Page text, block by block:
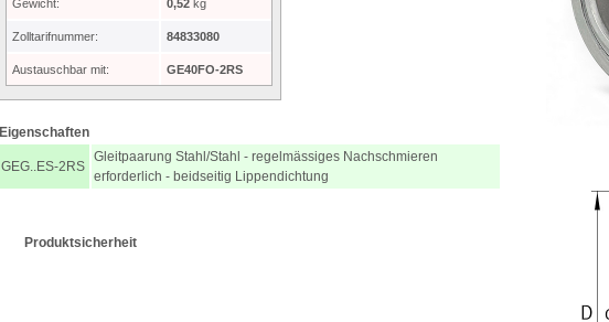
Gewicht: 0,52 kg
Zolltarifnummer: 84833080
Austauschbar mit: GE40FO-2RS
Eigenschaften
GEG..ES-2RS
Gleitpaarung Stahl/Stahl - regelmässiges Nachschmieren
erforderlich - beidseitig Lippendichtung
Produktsicherheit